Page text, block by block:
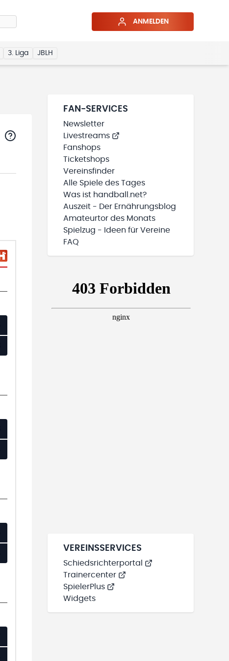
ANMELDEN
3. Liga JBLH
FAN-SERVICES
Newsletter
Livestreams
Fanshops
Ticketshops
Vereinsfinder
Alle Spiele des Tages
Was ist handball.net?
Auszeit - Der Ernährungsblog
Amateurtor des Monats
Spielzug - Ideen für Vereine
FAQ
VEREINSSERVICES
Schiedsrichterportal
Trainercenter
SpielerPlus
Widgets